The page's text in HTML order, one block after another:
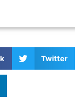
Twitter